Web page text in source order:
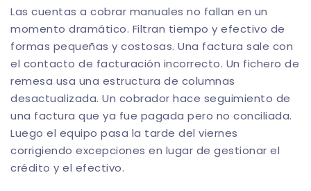
Las cuentas a cobrar manuales no fallan en un
momento dramático. Filtran tiempo y efectivo de
formas pequeñas y costosas. Una factura sale con
el contacto de facturación incorrecto. Un fichero de
remesa usa una estructura de columnas
desactualizada. Un cobrador hace seguimiento de
una factura que ya fue pagada pero no conciliada.
Luego el equipo pasa la tarde del viernes
corrigiendo excepciones en lugar de gestionar el
crédito y el efectivo.